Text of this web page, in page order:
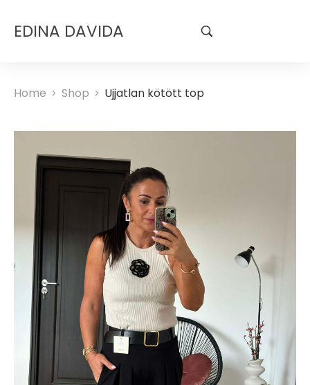
EDINA DAVIDA
Home > Shop > Ujjatlan kötött top